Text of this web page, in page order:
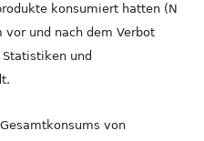
konsumiert hatten (N
vor und nach dem Verbot
und
von